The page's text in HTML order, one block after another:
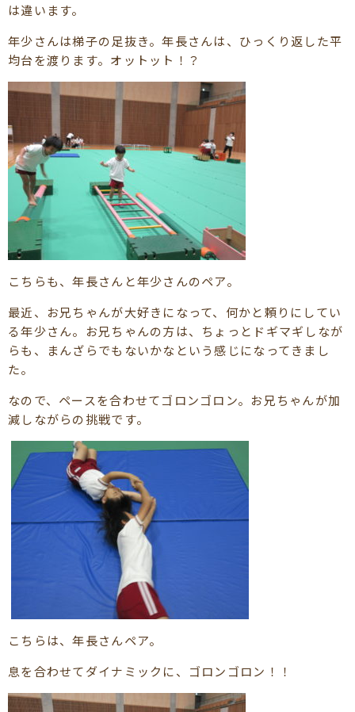
は違います。
年少さんは梯子の足抜き。年長さんは、ひっくり返した平
均台を渡ります。オットット！？
こちらも、年長さんと年少さんのペア。
最近、お兄ちゃんが大好きになって、何かと頼りにしてい
る年少さん。お兄ちゃんの方は、ちょっとドギマギしなが
らも、まんざらでもないかなという感じになってきまし
た。
なので、ペースを合わせてゴロンゴロン。お兄ちゃんが加
減しながらの挑戦です。
こちらは、年長さんペア。
息を合わせてダイナミックに、ゴロンゴロン！！